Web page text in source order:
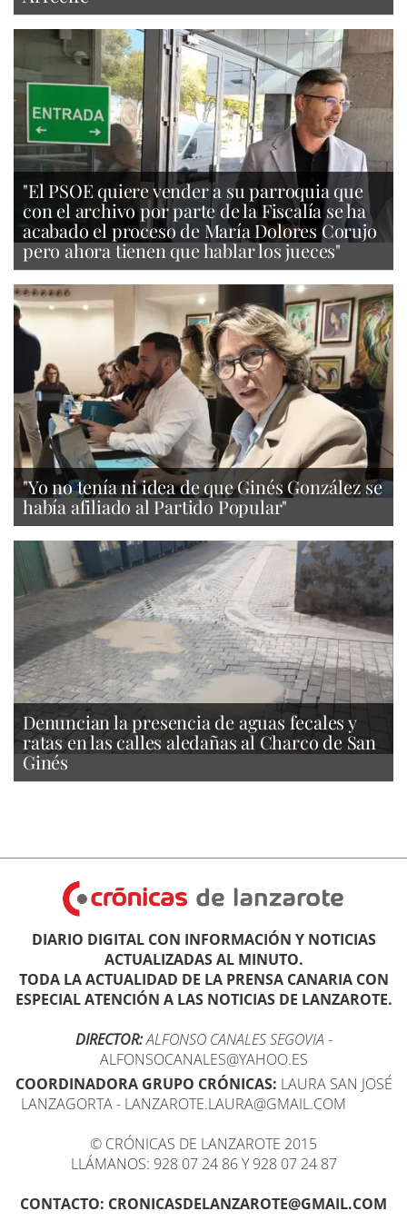
"El PSOE quiere vender a su parroquia que
con el archivo por parte de la Fiscalía se ha
acabado el proceso de María Dolores Corujo
pero ahora tienen que hablar los jueces"
"Yo no tenía ni idea de que Ginés González se
había afiliado al Partido Popular"
Denuncian la presencia de aguas fecales y
ratas en las calles aledañas al Charco de San
Ginés
DIARIO DIGITAL CON INFORMACIÓN Y NOTICIAS
ACTUALIZADAS AL MINUTO.
TODA LA ACTUALIDAD DE LA PRENSA CANARIA CON
ESPECIAL ATENCIÓN A LAS NOTICIAS DE LANZAROTE.
DIRECTOR:ALFONSO CANALES SEGOVIA -
ALFONSOCANALES@YAHOO.ES
COORDINADORA GRUPO CRÓNICAS: LAURA SAN JOSÉ
LANZAGORTA - LANZAROTE.LAURA@GMAIL.COM
© CRÓNICAS DE LANZAROTE 2015
LLÁMANOS: 928 07 24 86 Y 928 07 24 87
CONTACTO: CRONICASDELANZAROTE@GMAIL.COM